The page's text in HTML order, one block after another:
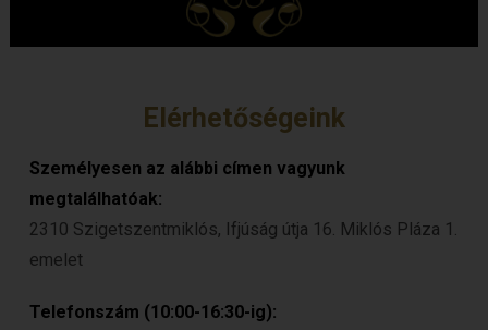
Elérhetőségeink
Személyesen az alábbi címen vagyunk
megtalálhatóak:
2310 Szigetszentmiklós, Ifjúság útja 16. Miklós Pláza 1.
emelet
Telefonszám (10:00-16:30-ig):